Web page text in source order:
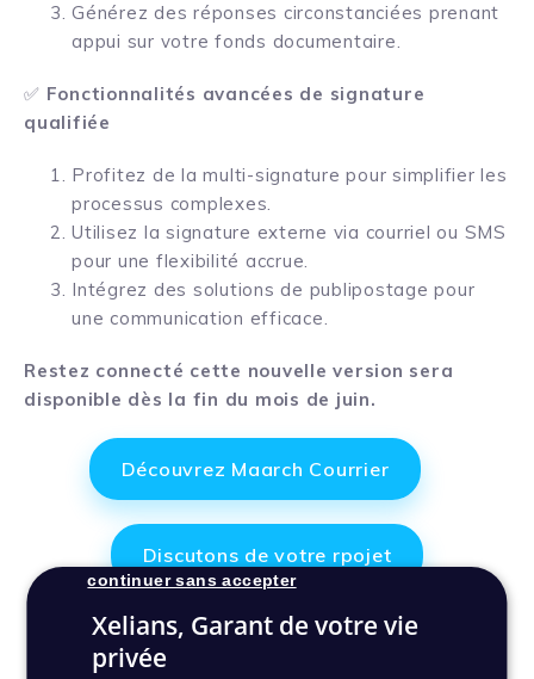
Générez des réponses circonstanciées prenant
appui sur votre fonds documentaire.
✅ Fonctionnalités avancées de signature
qualifiée
Profitez de la multi-signature pour simplifier les
processus complexes.
Utilisez la signature externe via courriel ou SMS
pour une flexibilité accrue.
Intégrez des solutions de publipostage pour
une communication efficace.
Restez connecté cette nouvelle version sera
disponible dès la fin du mois de juin.
Découvrez Maarch Courrier
Discutons de votre rpojet
Xelians, Garant de votre vie
privée
continuer sans accepter